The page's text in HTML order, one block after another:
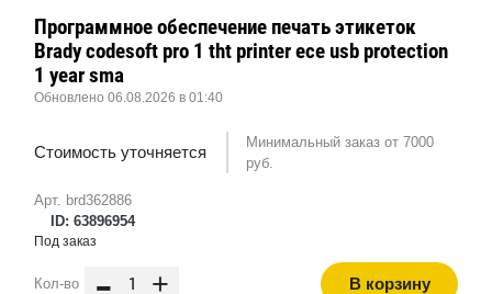
Арт. brd362886
ID: 63896954
Программное обеспечение печать этикеток
Brady codesoft pro 1 tht printer ece usb protection
1 year sma
Обновлено 06.08.2026 в 01:40
Стоимость уточняется
Минимальный заказ от 7000
руб.
Под заказ
Кол-во + В корзину